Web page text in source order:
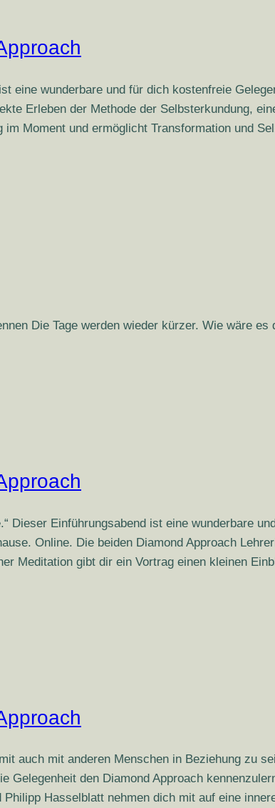
eine wunderbare und für dich kostenfreie
Erleben der Methode der Selbsterkundung,
Moment und ermöglicht Transformation und
Die Tage werden wieder kürzer. Wie wäre
Dieser Einführungsabend ist eine wunderbare
Online. Die beiden Diamond Approach
Meditation gibt dir ein Vortrag einen kleinen
auch mit anderen Menschen in Beziehung zu
Gelegenheit den Diamond Approach
Hasselblatt nehmen dich mit auf eine